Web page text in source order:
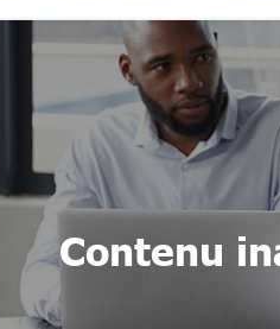
Contenu